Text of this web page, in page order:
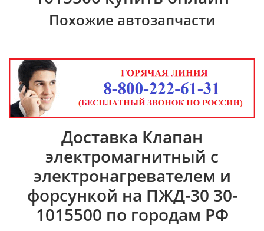
Похожие автозапчасти
Доставка Клапан
электромагнитный с
электронагревателем и
форсункой на ПЖД-30 30-
1015500 по городам РФ